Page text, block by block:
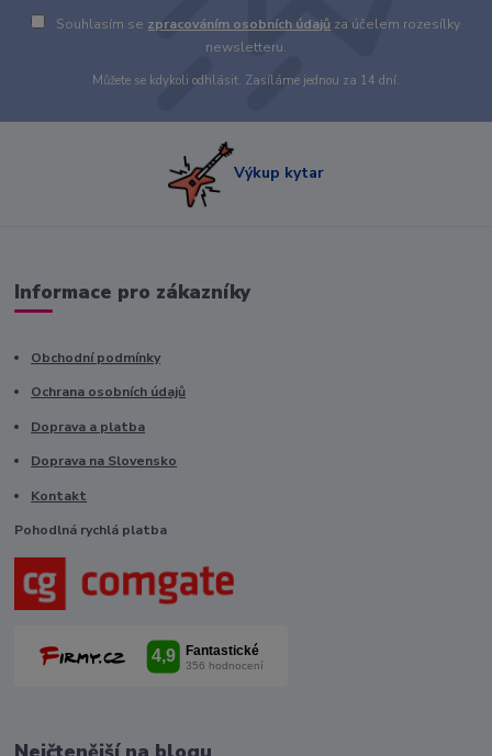
Souhlasím se zpracováním osobních údajů za účelem rozesílky
newsletteru.
Můžete se kdykoli odhlásit. Zasíláme jednou za 14 dní.
Výkup kytar
Informace pro zákazníky
Obchodní podmínky
Ochrana osobních údajů
Doprava a platba
Doprava na Slovensko
Kontakt
Pohodlná rychlá platba